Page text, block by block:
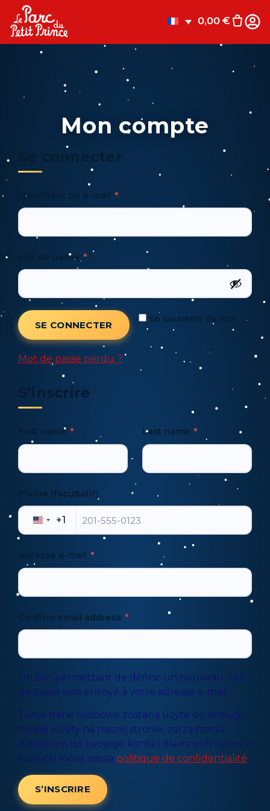
0,00 €
Mon compte
Se connecter
Identifiant ou e-mail *
Mot de passe *
Se souvenir de moi
SE CONNECTER
Mot de passe perdu ?
S’inscrire
First name * Last name *
Phone (facultatif)
+1
Adresse e-mail *
Confirm email address *
Un lien permettant de définir un nouveau mot
de passe sera envoyé à votre adresse e-mail.
Twoje dane osobowe zostaną użyte do obsługi
twojej wizyty na naszej stronie, zarządzania
dostępem do twojego konta i dla innych celów o
których mówi nasza politique de confidentialité.
S’INSCRIRE